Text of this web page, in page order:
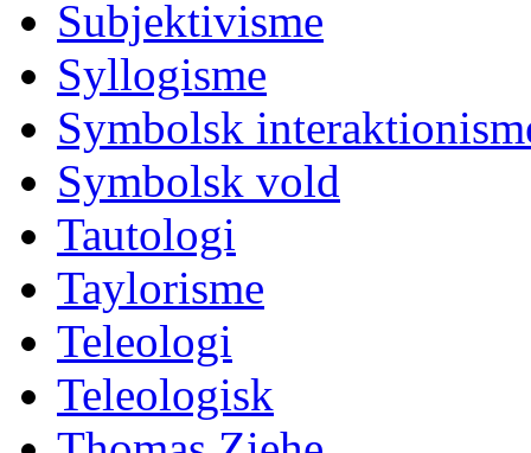
Subjektivisme
Syllogisme
Symbolsk
Symbolsk vold
Tautologi
Taylorisme
Teleologi
Teleologisk